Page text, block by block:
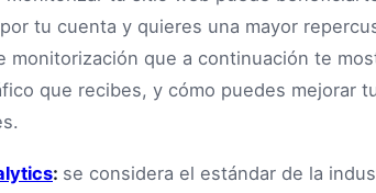
tu cuenta y quieres una mayor
monitorización que a continuación te
que recibes, y cómo puedes mejorar
: se considera el estándar de la